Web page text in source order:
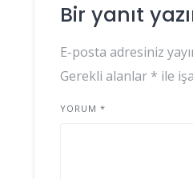
Bir yanıt
E-posta adresiniz
Gerekli alanlar * ile
YORUM *